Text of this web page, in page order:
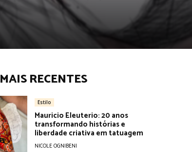
MAIS RECENTES
Estilo
Mauricio Eleuterio: 20 anos
transformando histórias e
liberdade criativa em tatuagem
NICOLE OGNIBENI